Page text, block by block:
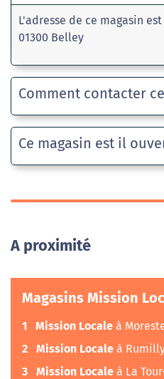
L'adresse de ce magasin
01300 Belley
Comment contacter
Ce magasin est il
A proximité
Magasins Mission
1 Mission Locale à
2 Mission Locale à
3 Mission Locale à La